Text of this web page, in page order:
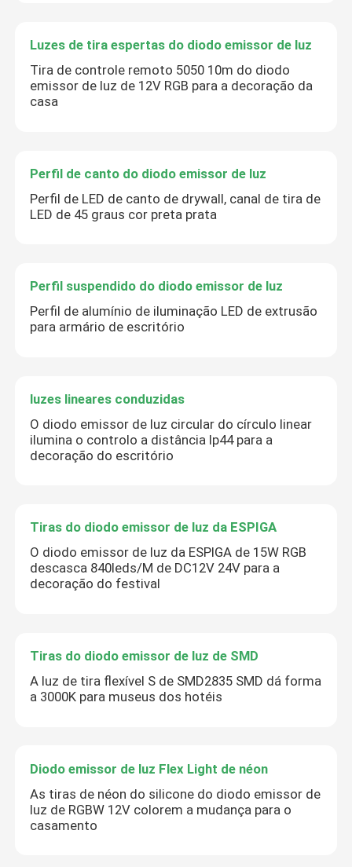
Luzes de tira espertas do diodo emissor de luz
Tira de controle remoto 5050 10m do diodo
emissor de luz de 12V RGB para a decoração da
casa
Perfil de canto do diodo emissor de luz
Perfil de LED de canto de drywall, canal de tira de
LED de 45 graus cor preta prata
Perfil suspendido do diodo emissor de luz
Perfil de alumínio de iluminação LED de extrusão
para armário de escritório
luzes lineares conduzidas
O diodo emissor de luz circular do círculo linear
ilumina o controlo a distância Ip44 para a
decoração do escritório
Tiras do diodo emissor de luz da ESPIGA
O diodo emissor de luz da ESPIGA de 15W RGB
descasca 840leds/M de DC12V 24V para a
decoração do festival
Tiras do diodo emissor de luz de SMD
A luz de tira flexível S de SMD2835 SMD dá forma
a 3000K para museus dos hotéis
Diodo emissor de luz Flex Light de néon
As tiras de néon do silicone do diodo emissor de
luz de RGBW 12V colorem a mudança para o
casamento